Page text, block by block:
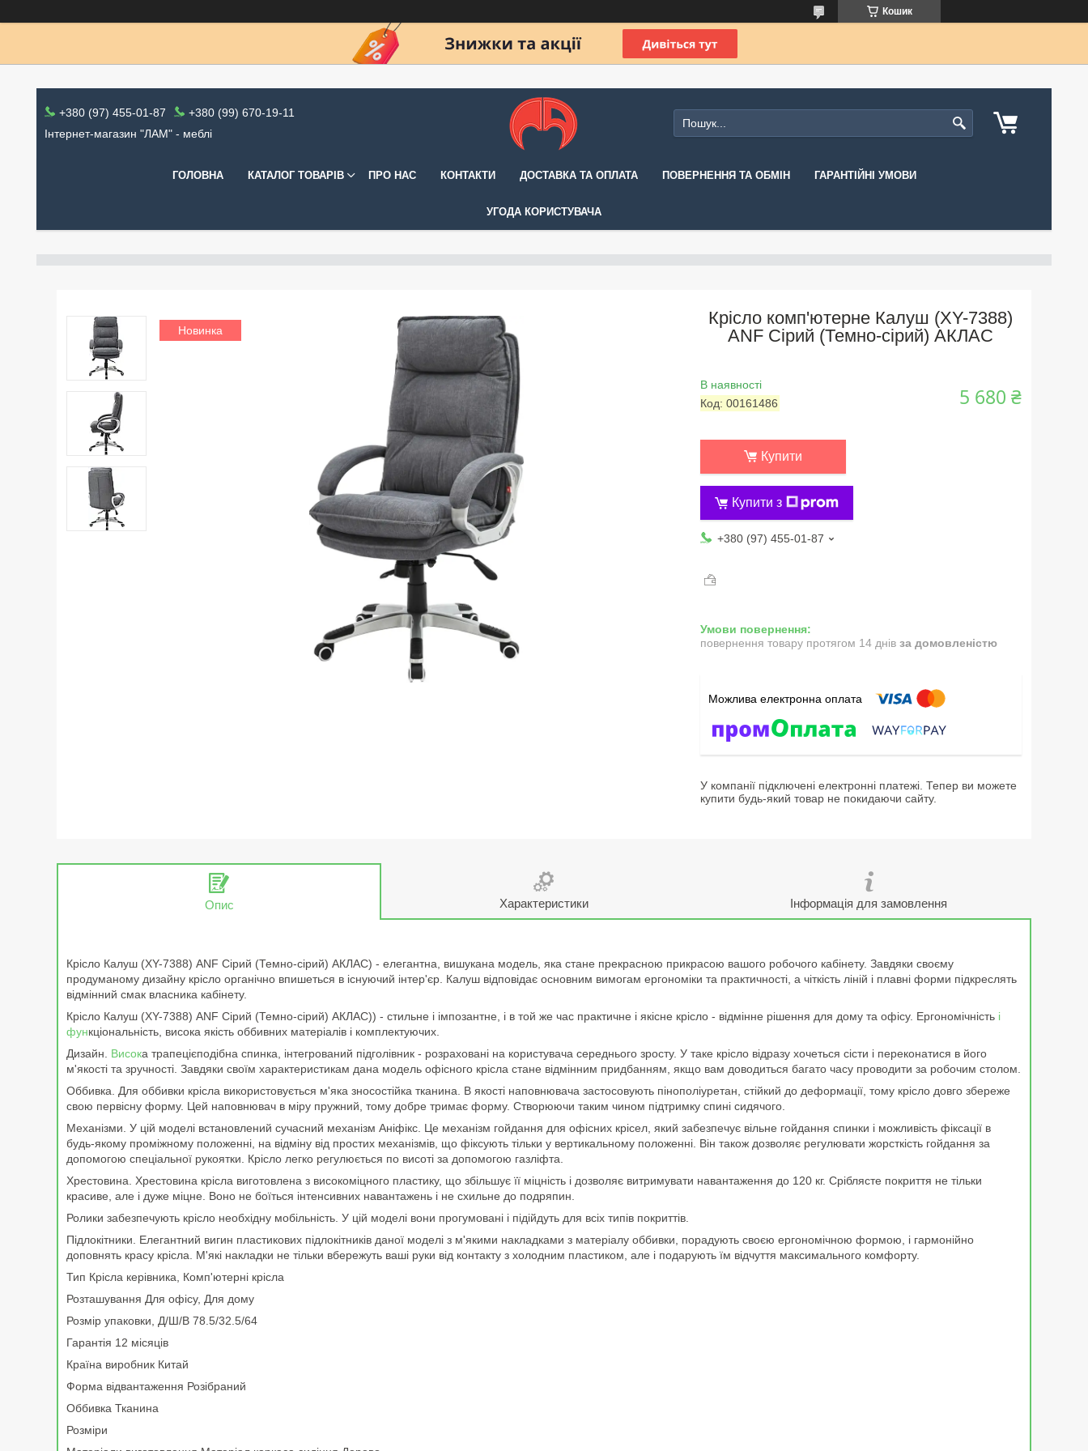
Кошик
+380 (97) 455-01-87
+380 (99) 670-19-11
Інтернет-магазин "ЛАМ" - меблі
ГОЛОВНА КАТАЛОГ ТОВАРІВ ПРО НАС КОНТАКТИ ДОСТАВКА ТА ОПЛАТА ПОВЕРНЕННЯ ТА ОБМІН ГАРАНТІЙНІ УМОВИ
УГОДА КОРИСТУВАЧА
Новинка
Крісло комп'ютерне Калуш (XY-7388)
ANF Сірий (Темно-сірий) АКЛАС
В наявності
Код: 00161486 5 680 ₴
Купити
Купити з
+380 (97) 455-01-87
повернення товару протягом 14 днів за домовленістю
У компанії підключені електронні платежі. Тепер ви можете
купити будь-який товар не покидаючи сайту.
Опис Характеристики Інформація для замовлення
Крісло Калуш (XY-7388) ANF Сірий (Темно-сірий) АКЛАС) - елегантна, вишукана модель, яка стане прекрасною прикрасою вашого робочого кабінету. Завдяки своєму
продуманому дизайну крісло органічно впишеться в існуючий інтер'єр. Калуш відповідає основним вимогам ергономіки та практичності, а чіткість ліній і плавні форми підкреслять
відмінний смак власника кабінету.
Крісло Калуш (XY-7388) ANF Сірий (Темно-сірий) АКЛАС)) - стильне і імпозантне, і в той же час практичне і якісне крісло - відмінне рішення для дому та офісу. Ергономічність і
функціональність, висока якість оббивних матеріалів і комплектуючих.
Дизайн. Висока трапецієподібна спинка, інтегрований підголівник - розраховані на користувача середнього зросту. У таке крісло відразу хочеться сісти і переконатися в його
м'якості та зручності. Завдяки своїм характеристикам дана модель офісного крісла стане відмінним придбанням, якщо вам доводиться багато часу проводити за робочим столом.
Оббивка. Для оббивки крісла використовується м'яка зносостійка тканина. В якості наповнювача застосовують пінополіуретан, стійкий до деформації, тому крісло довго збереже
свою первісну форму. Цей наповнювач в міру пружний, тому добре тримає форму. Створюючи таким чином підтримку спині сидячого.
Механізми. У цій моделі встановлений сучасний механізм Аніфікс. Це механізм гойдання для офісних крісел, який забезпечує вільне гойдання спинки і можливість фіксації в
будь-якому проміжному положенні, на відміну від простих механізмів, що фіксують тільки у вертикальному положенні. Він також дозволяє регулювати жорсткість гойдання за
допомогою спеціальної рукоятки. Крісло легко регулюється по висоті за допомогою газліфта.
Хрестовина. Хрестовина крісла виготовлена з високоміцного пластику, що збільшує її міцність і дозволяє витримувати навантаження до 120 кг. Сріблясте покриття не тільки
красиве, але і дуже міцне. Воно не боїться інтенсивних навантажень і не схильне до подряпин.
Ролики забезпечують крісло необхідну мобільність. У цій моделі вони прогумовані і підійдуть для всіх типів покриттів.
Підлокітники. Елегантний вигин пластикових підлокітників даної моделі з м'якими накладками з матеріалу оббивки, порадують своєю ергономічною формою, і гармонійно
доповнять красу крісла. М'які накладки не тільки вбережуть ваші руки від контакту з холодним пластиком, але і подарують їм відчуття максимального комфорту.
Тип Крісла керівника, Комп'ютерні крісла
Розташування Для офісу, Для дому
Розмір упаковки, Д/Ш/В 78.5/32.5/64
Гарантія 12 місяців
Країна виробник Китай
Форма відвантаження Розібраний
Оббивка Тканина
Розміри